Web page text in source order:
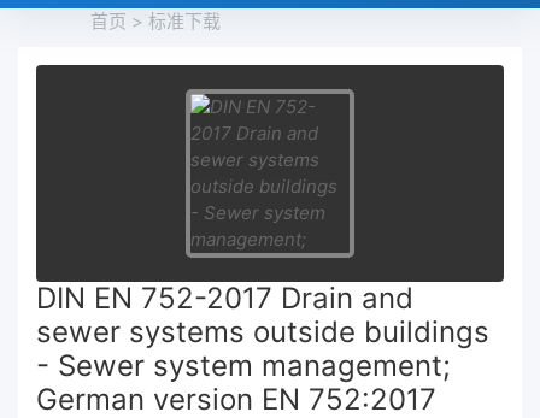
首页 > 标准下载
DIN EN 752-2017 Drain and
sewer systems outside buildings
- Sewer system management;
German version EN 752:2017